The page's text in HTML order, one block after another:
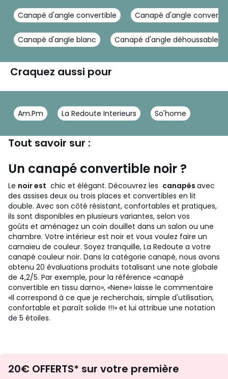
Canapé d'angle convertible Canapé d'angle
Canapé d'angle blanc Canapé d'angle déhoussable
Craquez aussi pour
Am.Pm La Redoute Interieurs So'home
Tout savoir sur :
Un canapé convertible noir ?
Le noir est chic et élégant. Découvrez les canapés avec
des assises deux ou trois places et convertibles en lit
double. Avec son côté résistant, confortables et pratiques,
ils sont disponibles en plusieurs variantes, selon vos
goûts et aménagez un coin douillet dans un salon ou une
chambre. Votre intérieur est noir et vous voulez faire un
camaïeu de couleur. Soyez tranquille, La Redoute a votre
canapé couleur noir. Dans la catégorie canapé, nous avons
obtenu 20 évaluations produits totalisant une note globale
de 4,2/5. Par exemple, pour la référence «canapé
convertible en tissu darno», «Nene» laisse le commentaire
«Il correspond à ce que je recherchais, simple d'utilisation,
confortable et paraît solide !!!» et lui attribue une notation
de 5 étoiles.
d'inspirations
20€ OFFERTS* sur votre première